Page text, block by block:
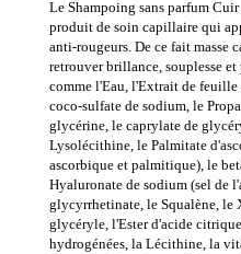
Le Shampoing sans parfum
produit de soin capillaire qui
anti-rougeurs. De ce fait masse
retrouver brillance, souplesse
comme l'Eau, l'Extrait de
coco-sulfate de sodium, le
glycérine, le caprylate de
Lysolécithine, le Palmitate
ascorbique et palmitique), le
Hyaluronate de sodium (sel de
glycyrrhetinate, le Squalène,
glycéryle, l'Ester d'acide
hydrogénées, la Lécithine, la